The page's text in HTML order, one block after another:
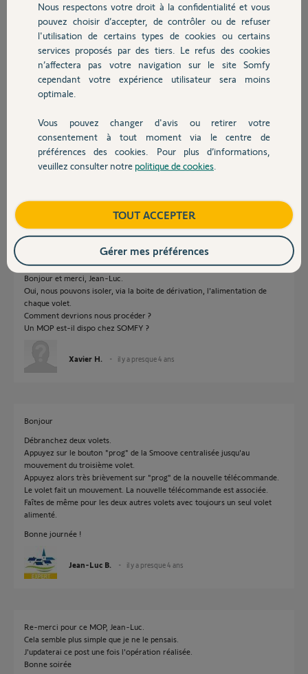
Chauffage
Autres produits
Devis avec un pro
Contact
il y a presque 4 ans
Participer au fil de discussion
Réponses
Bonjour
Oui c'est possible si vous pouvez couper le courant individuellement sur
chaque volet. (ou isoler chaque volet)?
il y a presque 4 ans
Bonjour et merci, Jean-Luc.
Oui, nous pouvons isoler, via la boite de dérivation, l'alimentation de
chaque volet.
Comment devrions nous procéder ?
Un MOP est-il dispo chez SOMFY ?
Xavier H. il y a presque 4 ans
Bonjour
Débranchez deux volets.
Appuyez sur le bouton "prog" de la Smoove centralisée jusqu'au
mouvement du troisième volet.
Appuyez alors très brièvement sur "prog" de la nouvelle télécommande.
Le volet fait un mouvement. La nouvelle télécommande est associée.
Faîtes de même pour les deux autres volets avec toujours un seul volet
alimenté.
Bonne journée !
Jean-Luc B. il y a presque 4 ans
Re-merci pour ce MOP, Jean-Luc.
Cela semble plus simple que je ne le pensais.
J'updaterai ce post une fois l'opération réalisée.
Bonne soirée
Nous respectons votre droit à la confidentialité et vous
pouvez choisir d’accepter, de contrôler ou de refuser
l'utilisation de certains types de cookies ou certains
services proposés par des tiers. Le refus des cookies
n’affectera pas votre navigation sur le site Somfy
cependant votre expérience utilisateur sera moins
optimale.
Vous pouvez changer d'avis ou retirer votre
consentement à tout moment via le centre de
préférences des cookies. Pour plus d’informations,
veuillez consulter notre politique de cookies
TOUT ACCEPTER
Gérer mes préférences